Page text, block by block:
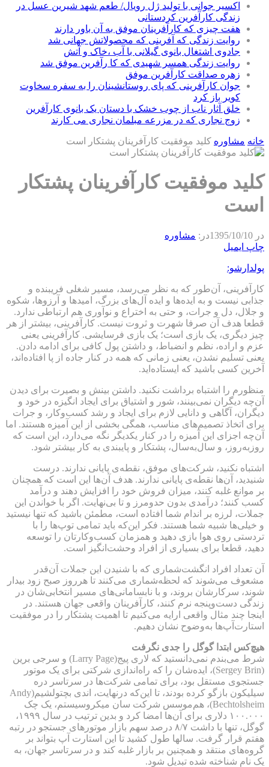
اکسیر جوانی با تولید ژل رویال/ طعم شهد شیرین عسل‌ در
زندگی کارآفرین کردستانی
هفت چیزی که کارآفرینان موفق به آن باور دارند
روایت زندگی که آفرینی که محصولاتش جهانی شد
جادوی اشتغال بانوی گیلانی با آب ،خاک و آتش
روایت زندگی همسر شهیدی که کا رآفرین موفق شد
زهره صداقت کارآفرین موفق
جوان کارآفرینی که پای روستانشینان را به سفره سخاوت
کویر باز کرد
خلق آثار ناب از چوب خشک با دستان یک بانوی کارآفرین
زوج نجاری که در مزرعه مبلمان نجاری می کارند
خانه مشاوره کلید موفقیت کارآفرینان پشتکار است
کلید موفقیت کارآفرینان پشتکار
است
در 1395/10/10در: مشاوره
چاپ ایمیل
پولدارشو:
کارآفرینی، آن‌طور که به نظر می‌رسد، مسیر شغلی فریبنده و
جذابی نیست و به ایده‌ها و ایده آل‌های بزرگ، امیدها و آرزوها، شکوه
و جلال، دل و جرات، و حتی به اختراع و نوآوری هم ارتباطی ندارد.
قطعا هدف آن صرفا شهرت و ثروت نیست. کارآفرینی، بیشتر از هر
چیز دیگری، یک بازی است؛ یک بازی فرسایشی. کارآفرینی یعنی
عزم و اراده، نظم و انضباط، و داشتن پول کافی برای ادامه دادن.
یعنی تسلیم نشدن، یعنی زمانی که همه در کنار جاده از پا افتاده‌اند،
آخرین کسی باشید که ایستاده‌اید.
منظورم را اشتباه برداشت نکنید. داشتن بینش و بصیرت برای دیدن
آن‌چه دیگران نمی‌بینند، شور و اشتیاق برای ایجاد انگیزه در خود و
دیگران، آگاهی و دانایی لازم برای ایجاد و رشد کسب‌وکار، و جرات
برای اتخاذ تصمیم‌های مناسب، همگی بخشی از این آمیزه هستند. اما
آن‌چه اجزای این آمیزه را در کنار یکدیگر نگه می‌دارد، این است که
روزبه‌روز، و سال‌به‌سال، پشتکار و پایبندی به کار بیشتر شود.
اشتباه نکنید، شرکت‌های موفق، نقطه‌ی پایانی ندارند. درست
شنیدید، آن‌ها نقطه‌ی پایانی ندارند. هدف آن‌ها این است که همچنان
بر موانع غلبه کنند، میزان فروش خود را افزایش دهند و درآمد
کسب کنند؛ درآمدی بدون حدومرز و تا بی‌نهایت. اگر با خواندن این
جملات، لرزه بر اندام شما افتاده است، مطمئن باشید که تنها نیستید
و خیلی‌ها شبیه شما هستند. فکر این‌که باید تمامی توپ‌ها را با
تردستی روی هوا بازی دهید و همزمان کسب‌وکارتان را توسعه
دهید، قطعا برای بسیاری از افراد وحشت‌انگیز است.
آن تعداد افراد انگشت‌شماری که با شنیدن این‌ جملات آن‌قدر
مشعوف می‌شوند که لحظه‌شماری می‌کنند تا هرروز صبح زود بیدار
شوند، سرکارشان بروند، و با نابسامانی‌های مسیر انتخابی‌شان در
زندگی دست‌وپنجه نرم کنند، کارآفرینان واقعی جهان هستند. در
اینجا چند مثال واقعی ارایه می‌کنیم تا اهمیت پشتکار را در موفقیت
استارت‌آپ‌ها به‌وضوح نشان دهیم.
هیچ‌کس ابتدا گوگل را جدی نگرفت
شرط می‌بندم نمی‌دانستید که لاری پیج(Larry Page) و سرجی برین
(Sergey Brin)، ایده‌شان را که راه‌اندازی شرکتی برای یک موتور
جستجوی مستقل بود، برای تمامی شرکت‌ها در سرتاسر دره
سیلیکون بازگو کرده بودند، تا این‌که درنهایت، اندی بچتولشیم(Andy
Bechtolsheim)، هم‌موسس شرکت سان میکروسیستم، یک چک
۱۰۰.۰۰۰ دلاری برای آن‌ها امضا کرد و بدین ترتیب در سال ۱۹۹۹،
گوگل، تنها با داشت ۸/۷ درصد سهم بازار موتورهای جستجو در رتبه
هفتم قرار گرفت. سالها طول کشید تا این استارت آپ بتواند بر
گروه‌های منتقد و همچنین بر بازار غلبه کند و در سرتاسر جهان، به
یک نام شناخته شده تبدیل شود.